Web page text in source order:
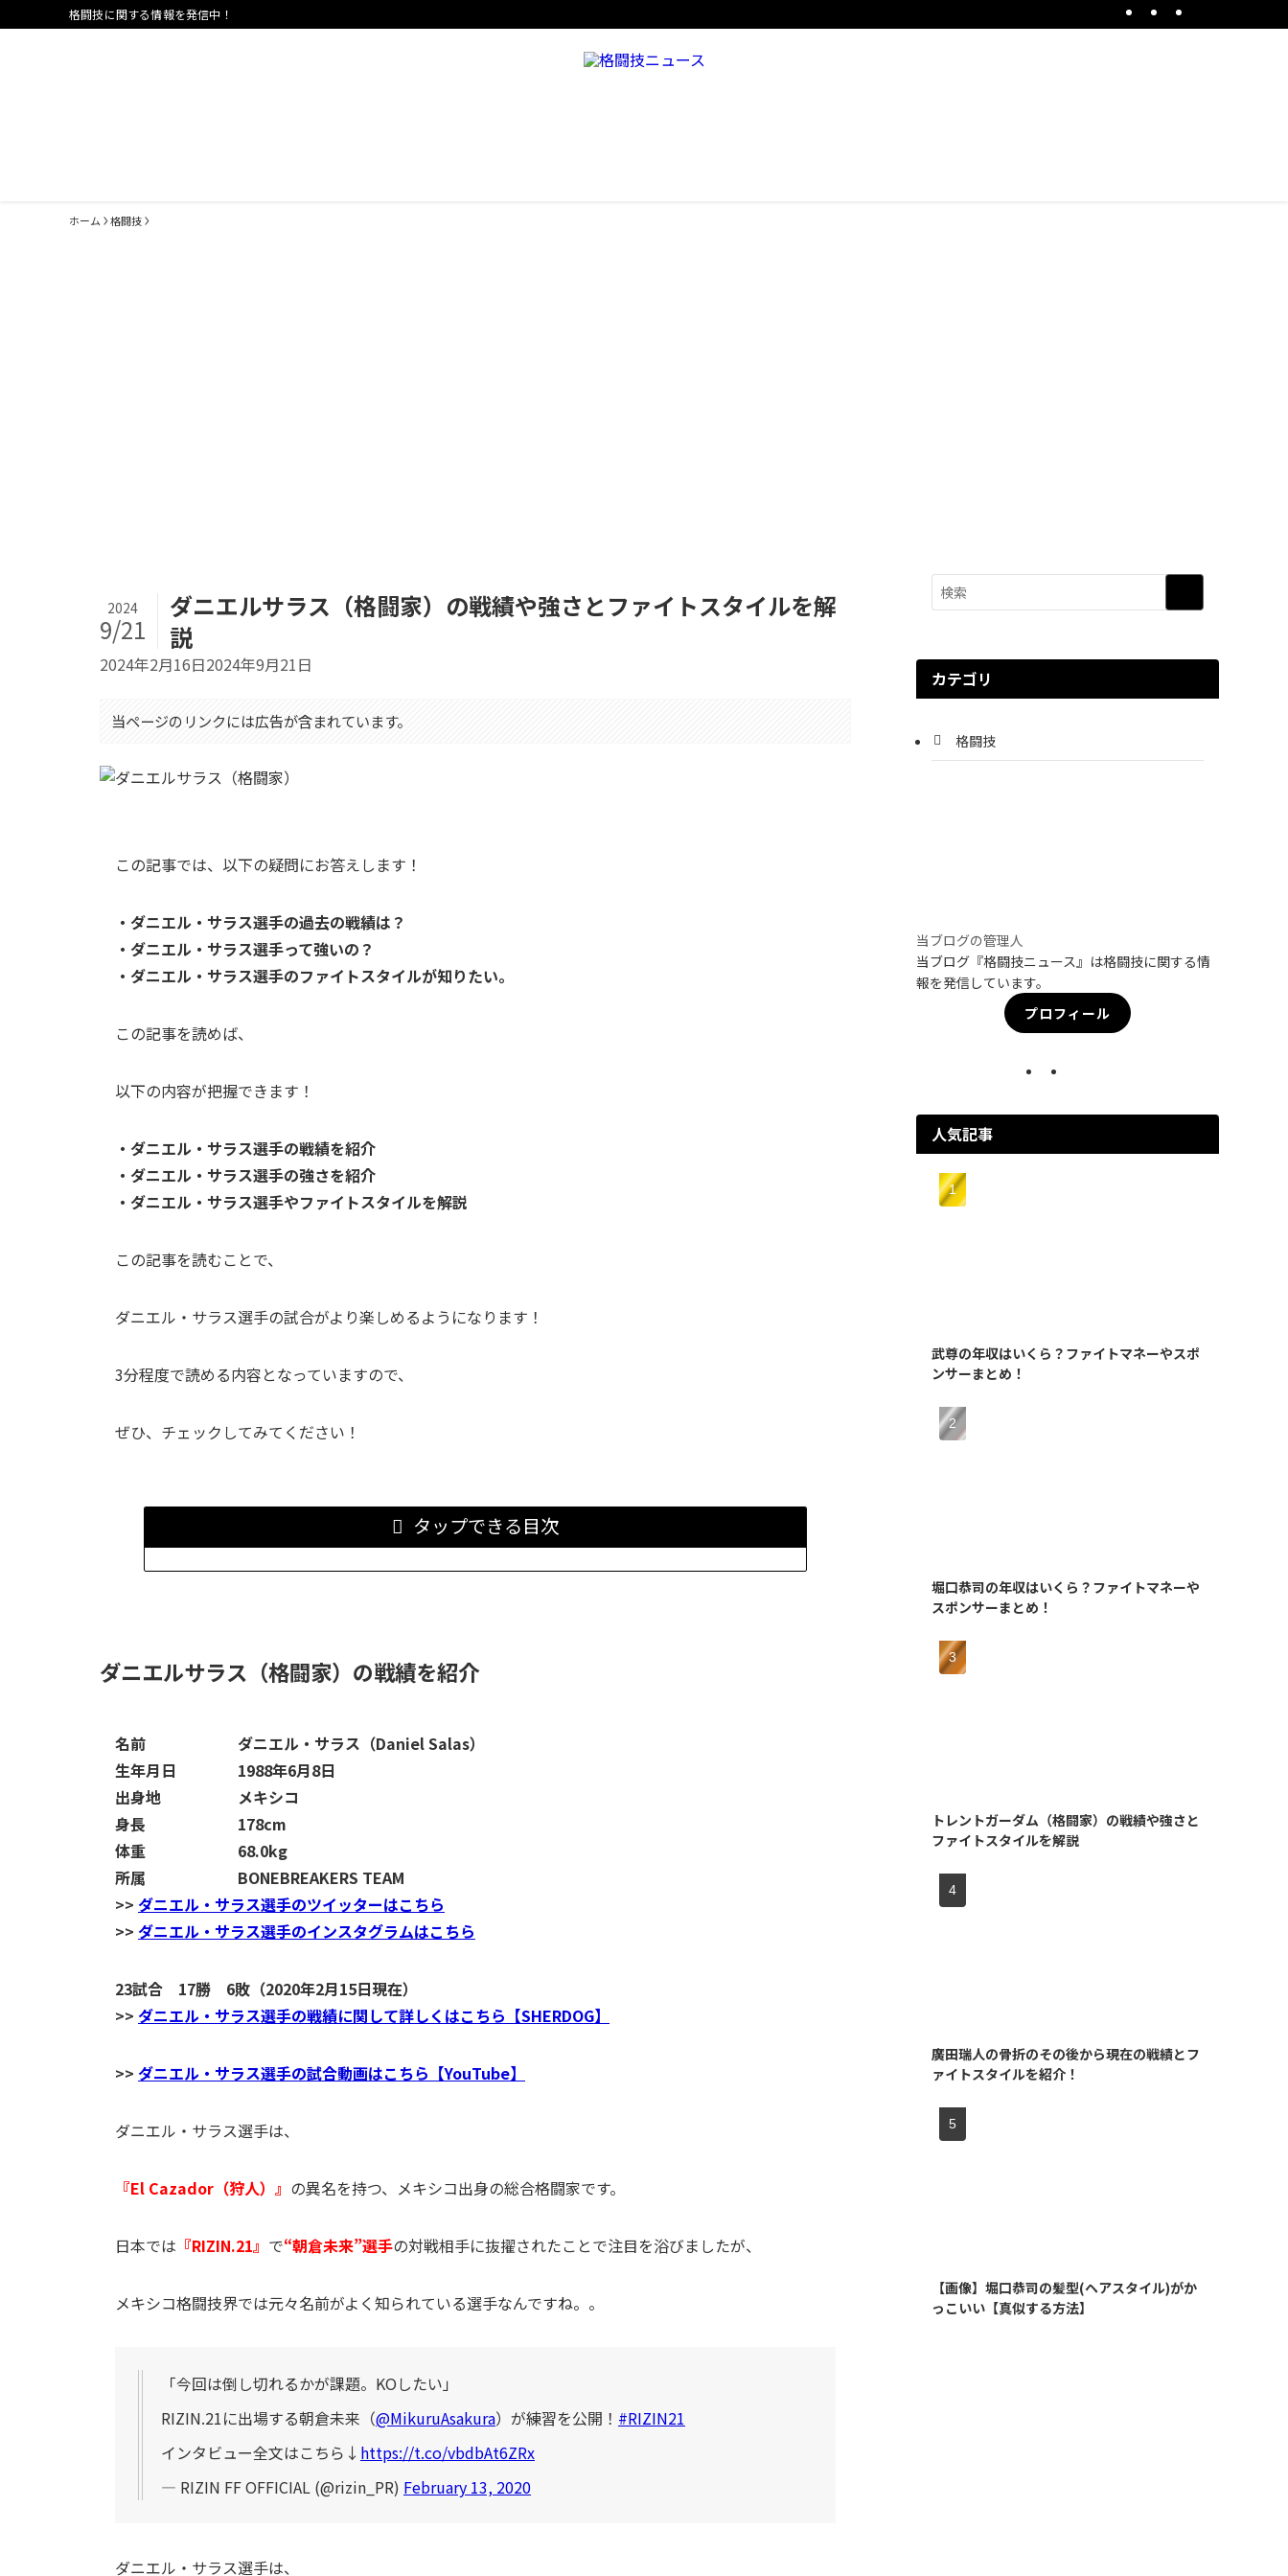
格闘技に関する情報を発信中！
ホーム 格闘技
ダニエルサラス（格闘家）の戦績や強さとファイトスタイルを解
説
2024
9/21
2024年2月16日2024年9月21日
当ページのリンクには広告が含まれています。
この記事では、以下の疑問にお答えします！
・ ダニエル・サラス選手の過去の戦績は？
・ ダニエル・サラス選手って強いの？
・ ダニエル・サラス選手のファイトスタイルが知りたい。
この記事を読めば、
以下の内容が把握できます！
・ ダニエル・サラス選手の戦績を紹介
・ ダニエル・サラス選手の強さを紹介
・ ダニエル・サラス選手やファイトスタイルを解説
この記事を読むことで、
ダニエル・サラス選手の試合がより楽しめるようになります！
3分程度で読める内容となっていますので、
ぜひ、チェックしてみてください！
タップできる目次
ダニエルサラス（格闘家）の戦績を紹介
名前 ダニエル・サラス（Daniel Salas）
生年月日 1988年6月8日
出身地 メキシコ
身長 178cm
体重 68.0kg
所属 BONEBREAKERS TEAM
>> ダニエル・サラス選手のツイッターはこちら
>> ダニエル・サラス選手のインスタグラムはこちら
23試合 17勝 6敗（2020年2月15日現在）
>> ダニエル・サラス選手の戦績に関して詳しくはこちら【SHERDOG】
>> ダニエル・サラス選手の試合動画はこちら【YouTube】
ダニエル・サラス選手は、
『El Cazador（狩人）』 の異名を持つ、メキシコ出身の総合格闘家です。
日本では 『RIZIN.21』 で“朝倉未来”選手の対戦相手に抜擢されたことで注目を浴びましたが、
メキシコ格闘技界では元々名前がよく知られている選手なんですね。。
「今回は倒し切れるかが課題。KOしたい」
RIZIN.21に出場する朝倉未来（@MikuruAsakura）が練習を公開！ #RIZIN21
インタビュー全文はこちら↓ https://t.co/vbdbAt6ZRx
— RIZIN FF OFFICIAL (@rizin_PR) February 13, 2020
ダニエル・サラス選手は、
カテゴリ
格闘技
当ブログの管理人
当ブログ『格闘技ニュース』は格闘技に関する情
報を発信しています。
プロフィール
人気記事
武尊の年収はいくら？ファイトマネーやスポ
ンサーまとめ！
堀口恭司の年収はいくら？ファイトマネーや
スポンサーまとめ！
トレントガーダム（格闘家）の戦績や強さと
ファイトスタイルを解説
廣田瑞人の骨折のその後から現在の戦績とフ
ァイトスタイルを紹介！
【画像】堀口恭司の髪型(ヘアスタイル)がか
っこいい【真似する方法】